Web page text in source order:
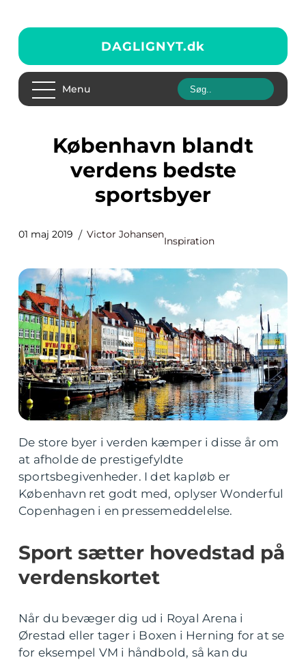
DAGLIGNYT.dk
Menu
København blandt
verdens bedste
sportsbyer
01 maj 2019 Victor Johansen
Inspiration
De store byer i verden kæmper i disse år om
at afholde de prestigefyldte
sportsbegivenheder. I det kapløb er
København ret godt med, oplyser Wonderful
Copenhagen i en pressemeddelelse.
Sport sætter hovedstad på
verdenskortet
Når du bevæger dig ud i Royal Arena i
Ørestad eller tager i Boxen i Herning for at se
for eksempel VM i håndbold, så kan du